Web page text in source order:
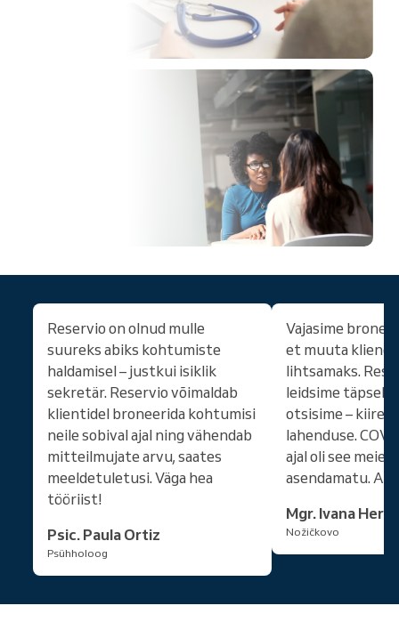
Reservio on olnud mulle
suureks abiks kohtumiste
haldamisel – justkui isiklik
sekretär. Reservio võimaldab
klientidel broneerida kohtumisi
neile sobival ajal ning vähendab
mitteilmujate arvu, saates
meeldetuletusi. Väga hea
tööriist!
Psic. Paula Ortiz
Psühholoog
Vajasime
et muuta
lihtsamaks.
leidsime täpselt
otsisime – kiire,
lahenduse.
ajal oli see meie
asendamatu.
Mgr. Ivana
Nožičkovo